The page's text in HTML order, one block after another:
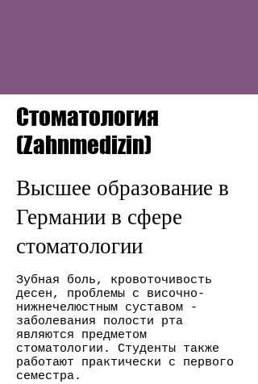
Стоматология
(Zahnmedizin)
Высшее образование в
Германии в сфере
стоматологии
Зубная боль, кровоточивость
десен, проблемы с височно-
нижнечелюстным суставом -
заболевания полости рта
являются предметом
стоматологии. Студенты также
работают практически с первого
семестра.